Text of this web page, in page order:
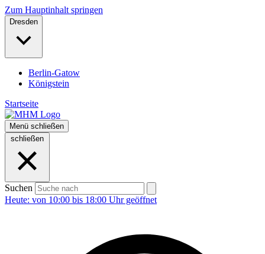
Zum Hauptinhalt springen
Dresden
Berlin-Gatow
Königstein
Startseite
Menü schließen
schließen
Suchen
Heute: von 10:00 bis 18:00 Uhr geöffnet